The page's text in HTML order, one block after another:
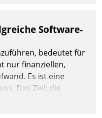
Software-
bedeutet für
nur finanziellen,
Es ist eine
Das Ziel: die
Damit
einige Grundregeln